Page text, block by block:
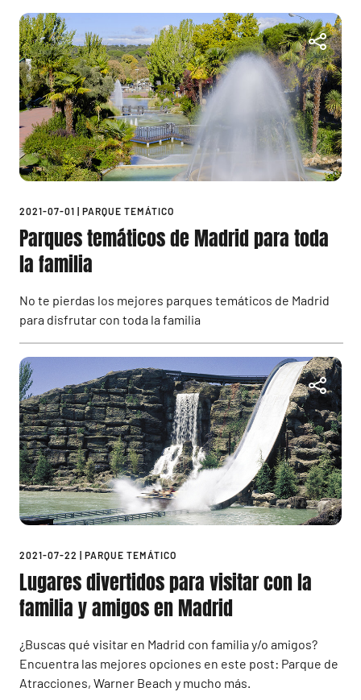
2021-07-01 | PARQUE TEMÁTICO
Parques temáticos de Madrid para toda
la familia
No te pierdas los mejores parques temáticos de Madrid
para disfrutar con toda la familia
2021-07-22 | PARQUE TEMÁTICO
Lugares divertidos para visitar con la
familia y amigos en Madrid
¿Buscas qué visitar en Madrid con familia y/o amigos?
Encuentra las mejores opciones en este post: Parque de
Atracciones, Warner Beach y mucho más.